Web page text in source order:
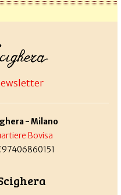
- Milano
Bovisa